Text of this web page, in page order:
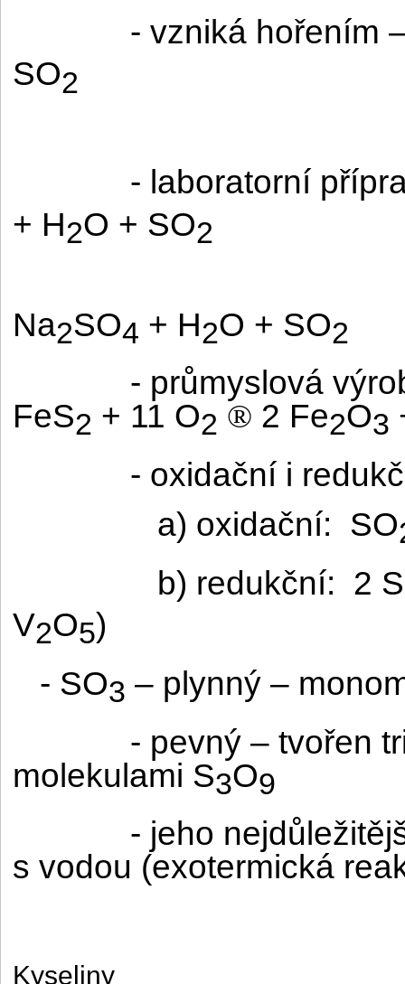
- vzniká hořením
SO2
- laboratorní
+ H2O + SO2
Na2SO4 + H2O + SO2
- průmyslová
FeS2 + 11 O2 ® 2 Fe2O3
- oxidační i
a) oxidační: SO
b) redukční: 2
V2O5)
- SO3 – plynný –
- pevný – tvořen
molekulami S3O9
- jeho
s vodou (exotermická
Kyseliny